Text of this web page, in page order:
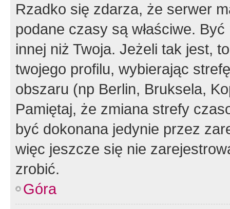
Rzadko się zdarza, że serwer
podane czasy są właściwe.
innej niż Twoja. Jeżeli tak jest,
twojego profilu, wybierając
obszaru (np Berlin, Bruksela,
Pamiętaj, że zmiana strefy
być dokonana jedynie przez
więc jeszcze się nie
zrobić.
Góra